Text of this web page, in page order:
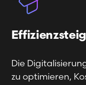
Die
zu optimieren,